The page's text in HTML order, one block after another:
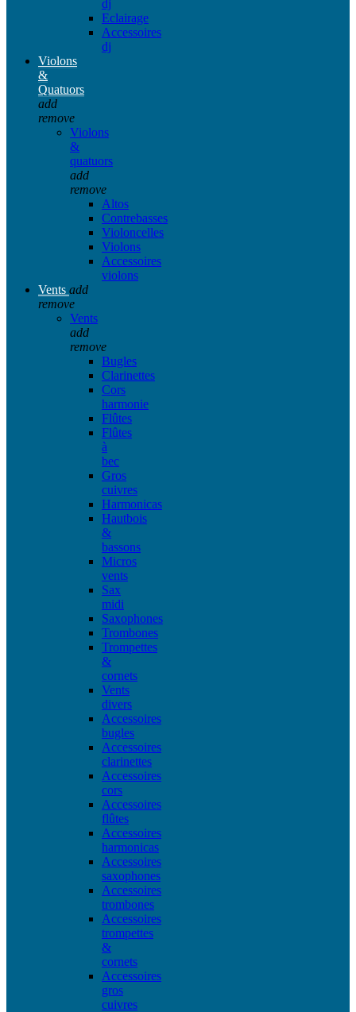
dj
Eclairage
Accessoires
dj
Violons
&
Quatuors
add
remove
Violons
&
quatuors
add
remove
Altos
Contrebasses
Violoncelles
Violons
Accessoires
violons
Vents add
remove
Vents
add
remove
Bugles
Clarinettes
Cors
harmonie
Flûtes
Flûtes
à
bec
Gros
cuivres
Harmonicas
Hautbois
&
bassons
Micros
vents
Sax
midi
Saxophones
Trombones
Trompettes
&
cornets
Vents
divers
Accessoires
bugles
Accessoires
clarinettes
Accessoires
cors
Accessoires
flûtes
Accessoires
harmonicas
Accessoires
saxophones
Accessoires
trombones
Accessoires
trompettes
&
cornets
Accessoires
gros
cuivres